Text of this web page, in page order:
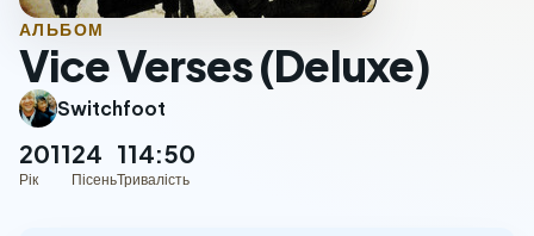
АЛЬБОМ
Vice Verses (Deluxe)
Switchfoot
2011
Рік
24
Пісень
114:50
Тривалість